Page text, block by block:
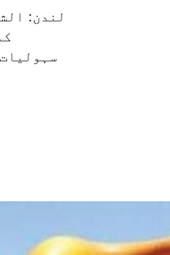
لندن: